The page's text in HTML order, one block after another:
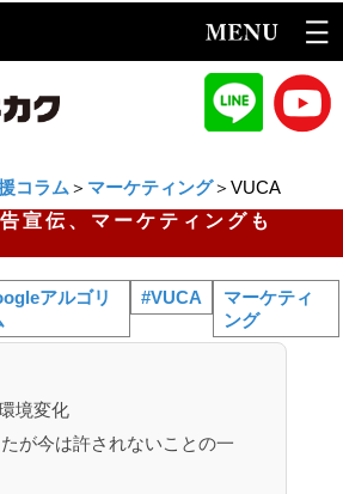
コラム ＞ マーケティング＞VUCA
宣伝、マーケティングも
アルゴリ
#VUCA
マーケティ
ング
境変化
たが今は許されないことの一